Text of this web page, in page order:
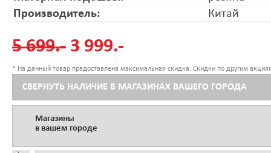
Производитель:
Китай
5 699.- 3 999.-
* На данный товар предоставлена максимальная скидка. Скидки по другим
СВЕРНУТЬ НАЛИЧИЕ В МАГАЗИНАХ ВАШЕГО ГОРОДА
Магазины
в вашем городе